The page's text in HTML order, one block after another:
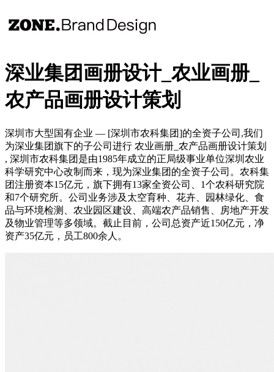
深业集团画册设计_农业画册_
农产品画册设计策划
深圳市大型国有企业 — [深圳市农科集团]的全资子公司,我们
为深业集团旗下的子公司进行 农业画册_农产品画册设计策划
, 深圳市农科集团是由1985年成立的正局级事业单位深圳农业
科学研究中心改制而来，现为深业集团的全资子公司。农科集
团注册资本15亿元，旗下拥有13家全资公司、1个农科研究院
和7个研究所。公司业务涉及太空育种、花卉、园林绿化、食
品与环境检测、农业园区建设、高端农产品销售、房地产开发
及物业管理等多领域。截止目前，公司总资产近150亿元，净
资产35亿元，员工800余人。